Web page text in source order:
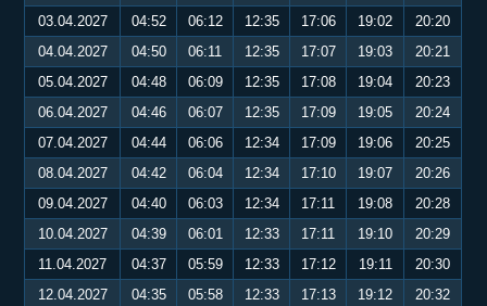
03.04.2027
04:52 06:12 12:35 17:06 19:02
20:20
04.04.2027
04:50 06:11 12:35 17:07 19:03
20:21
05.04.2027
04:48 06:09 12:35 17:08 19:04
20:23
06.04.2027
04:46 06:07 12:35 17:09 19:05
20:24
07.04.2027
04:44 06:06 12:34 17:09 19:06
20:25
08.04.2027
04:42 06:04 12:34 17:10 19:07
20:26
09.04.2027
04:40 06:03 12:34 17:11 19:08
20:28
10.04.2027
04:39 06:01 12:33 17:11 19:10
20:29
11.04.2027
04:37 05:59 12:33 17:12 19:11
20:30
12.04.2027
04:35 05:58 12:33 17:13 19:12 20:32